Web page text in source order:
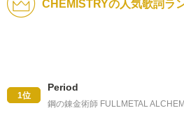
CHEMISTRYの人気歌詞ラ
1位
Period
鋼の錬金術師 FULLMETAL